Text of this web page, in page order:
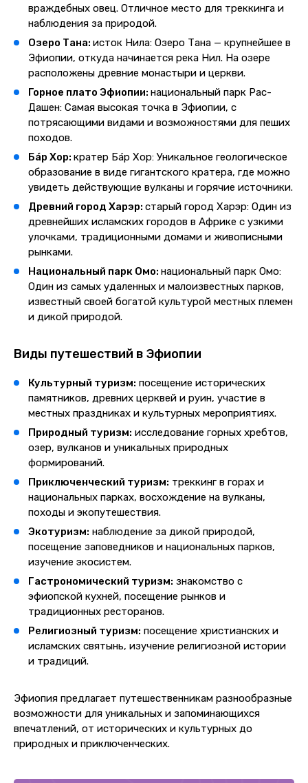
враждебных овец. Отличное место для треккинга и
наблюдения за природой.
Озеро Тана: исток Нила: Озеро Тана — крупнейшее в
Эфиопии, откуда начинается река Нил. На озере
расположены древние монастыри и церкви.
Горное плато Эфиопии: национальный парк Рас-
Дашен: Самая высокая точка в Эфиопии, с
потрясающими видами и возможностями для пеших
походов.
Ба́р Хор: кратер Ба́р Хор: Уникальное геологическое
образование в виде гигантского кратера, где можно
увидеть действующие вулканы и горячие источники.
Древний город Харэр: старый город Харэр: Один из
древнейших исламских городов в Африке с узкими
улочками, традиционными домами и живописными
рынками.
Национальный парк Омо: национальный парк Омо:
Один из самых удаленных и малоизвестных парков,
известный своей богатой культурой местных племен
и дикой природой.
Виды путешествий в Эфиопии
Культурный туризм: посещение исторических
памятников, древних церквей и руин, участие в
местных праздниках и культурных мероприятиях.
Природный туризм: исследование горных хребтов,
озер, вулканов и уникальных природных
формирований.
Приключенческий туризм: треккинг в горах и
национальных парках, восхождение на вулканы,
походы и экопутешествия.
Экотуризм: наблюдение за дикой природой,
посещение заповедников и национальных парков,
изучение экосистем.
Гастрономический туризм: знакомство с
эфиопской кухней, посещение рынков и
традиционных ресторанов.
Религиозный туризм: посещение христианских и
исламских святынь, изучение религиозной истории
и традиций.
Эфиопия предлагает путешественникам разнообразные
возможности для уникальных и запоминающихся
впечатлений, от исторических и культурных до
природных и приключенческих.